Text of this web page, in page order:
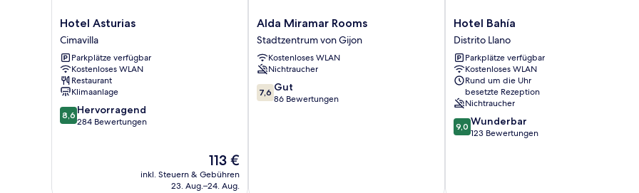
Hotel
Asturias
Cimavilla
Hotel Asturias
Cimavilla
Parkplätze verfügbar
Kostenloses WLAN
Restaurant
Klimaanlage
8.6
von
8,6 Hervorragend
284 Bewertungen
Der
Preis
beträgt
113 €
inkl. Steuern & Gebühren
23. Aug.–24. Aug.
Alda
Miramar
Rooms
Stadtzentrum
von
Gijon
Alda Miramar Rooms
Stadtzentrum von Gijon
Kostenloses WLAN
Nichtraucher
7.6
von
7,6 Gut
86 Bewertungen
Hotel
Bahía
Distrito
Llano
Hotel Bahía
Distrito Llano
Parkplätze verfügbar
Kostenloses WLAN
Rund um die Uhr
besetzte Rezeption
Nichtraucher
9.0
von
9,0 Wunderbar
123 Bewertungen